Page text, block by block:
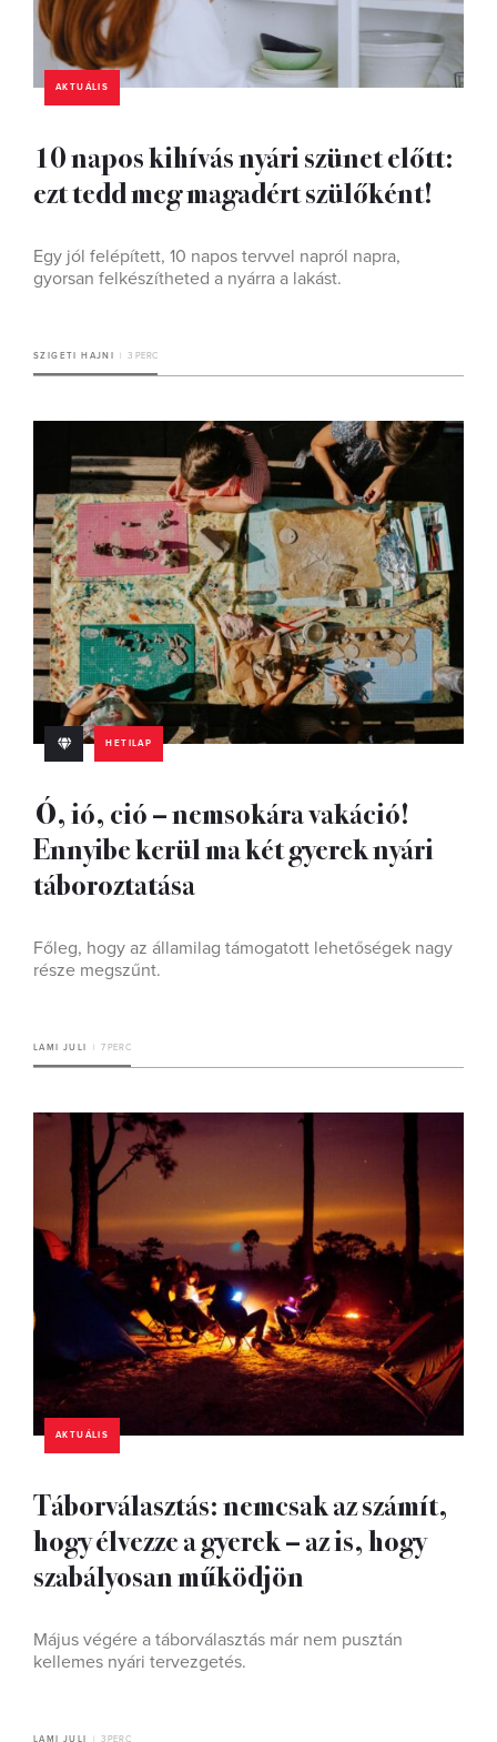
AKTUÁLIS
10 napos kihívás nyári szünet előtt:
ezt tedd meg magadért szülőként!
Egy jól felépített, 10 napos tervvel napról napra,
gyorsan felkészítheted a nyárra a lakást.
SZIGETI HAJNI 3 PERC
HETILAP
Ó, ió, ció – nemsokára vakáció!
Ennyibe kerül ma két gyerek nyári
táboroztatása
Főleg, hogy az államilag támogatott lehetőségek nagy
része megszűnt.
LAMI JULI 7 PERC
AKTUÁLIS
Táborválasztás: nemcsak az számít,
hogy élvezze a gyerek – az is, hogy
szabályosan működjön
Május végére a táborválasztás már nem pusztán
kellemes nyári tervezgetés.
LAMI JULI 3 PERC